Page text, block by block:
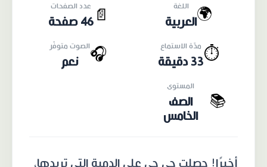
🌍 اللغة
العربية 📄
عدد الصفحات
46 صفحة
⏱️ مدّة الاستماع
33 دقيقة
🎧الصوت متوفّر
نعم
📚
المستوى
الصف
الخامس
أخيرًا! حصلت جي جي على الدمية التي تريدها،